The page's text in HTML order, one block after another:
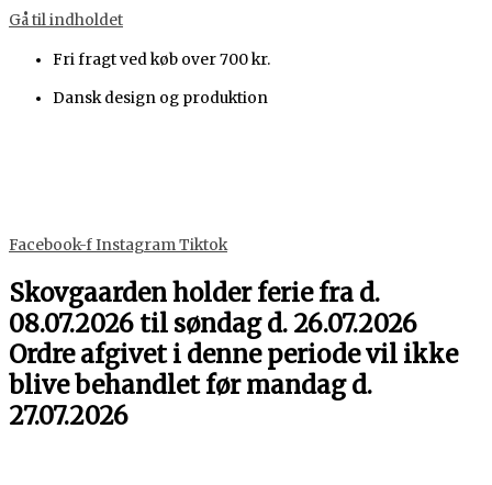
Gå til indholdet
Fri fragt ved køb over 700 kr.
Dansk design og produktion
Facebook-fInstagramTiktok
Skovgaarden holder ferie fra d.
08.07.2026 til søndag d. 26.07.2026
Ordre afgivet i denne periode vil ikke
blive behandlet før mandag d.
27.07.2026